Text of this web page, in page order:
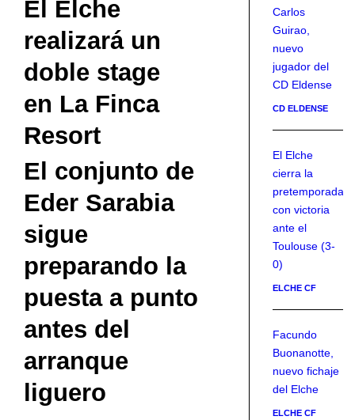
El Elche
realizará un
doble stage
en La Finca
Resort
El conjunto de
Eder Sarabia
sigue
preparando la
puesta a punto
antes del
arranque
liguero
Carlos
Guirao,
nuevo
jugador del
CD Eldense
CD ELDENSE
El Elche
cierra la
pretemporada
con victoria
ante el
Toulouse (3-
0)
ELCHE CF
Facundo
Buonanotte,
nuevo fichaje
del Elche
ELCHE CF